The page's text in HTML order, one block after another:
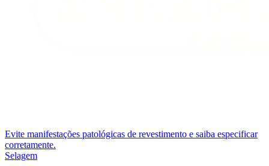
Evite manifestações patológicas de revestimento e saiba especificar
corretamente.
Selagem